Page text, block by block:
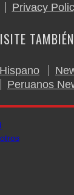
Privacy
TAMBIÉN
Peruanos